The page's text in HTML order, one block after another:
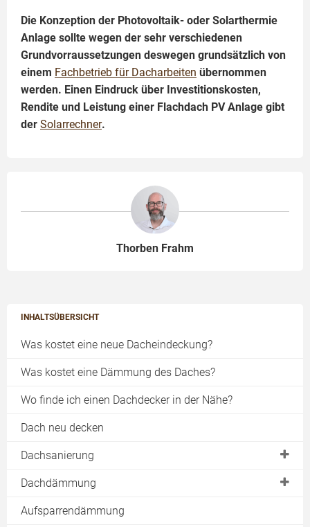
INHALTSÜBERSICHT
Was kostet eine neue Dacheindeckung?
Was kostet eine Dämmung des Daches?
Wo finde ich einen Dachdecker in der Nähe?
Dach neu decken
Dachsanierung
Dachstuhl
Pfetten
Dachdämmung
Dach dämmen
Aufsparrendämmung
Die Konzeption der Photovoltaik- oder Solarthermie
Anlage sollte wegen der sehr verschiedenen
Grundvorraussetzungen deswegen grundsätzlich von
einem Fachbetrieb für Dacharbeiten übernommen
werden. Einen Eindruck über Investitionskosten,
Rendite und Leistung einer Flachdach PV Anlage gibt
der Solarrechner.
Thorben Frahm